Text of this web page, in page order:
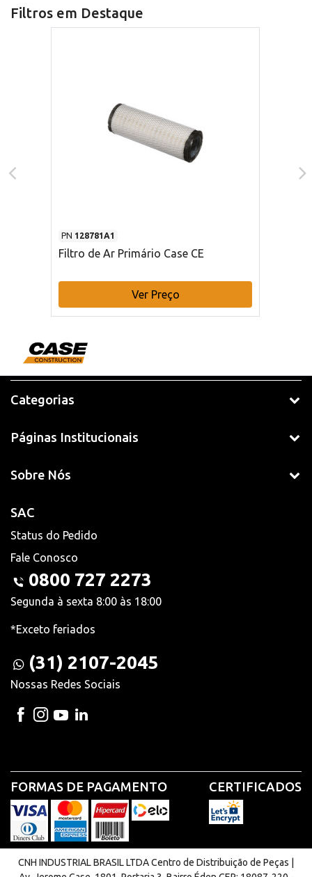
Filtros em Destaque
PN 128781A1
Filtro de Ar Primário Case CE
Ver Preço
Categorias
Páginas Institucionais
Sobre Nós
SAC
Status do Pedido
Fale Conosco
0800 727 2273
Segunda à sexta 8:00 às 18:00
*Exceto feriados
(31) 2107-2045
Nossas Redes Sociais
FORMAS DE PAGAMENTO CERTIFICADOS
CNH INDUSTRIAL BRASIL LTDA Centro de Distribuição de Peças |